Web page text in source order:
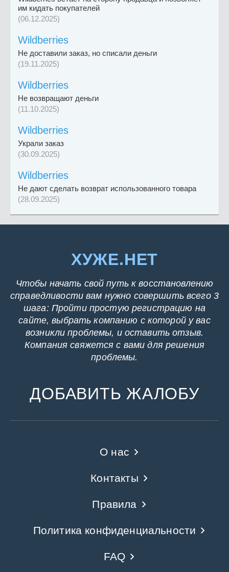
им кидать покупателей
(06.12.2025)
Wildberries
Не доставили заказ, но списали деньги
(19.11.2025)
Wildberries
Не возвращают деньги
(11.10.2025)
Wildberries
Украли заказ
(30.09.2025)
Wildberries
Не дают сделать возврат использованного товара
(28.09.2025)
ХУЖЕ.НЕТ
Чтобы начать свой путь к восстановлению
справедливости вам нужно совершить всего 3
шага: Пройти простую регистрацию на
сайте, выбрать компанию с которой у вас
возникли проблемы, и оставить отзыв.
Компания свяжется с вами для решения
проблемы.
ДОБАВИТЬ ЖАЛОБУ
О нас
Контакты
Правила
Политика конфиденциальности
FAQ